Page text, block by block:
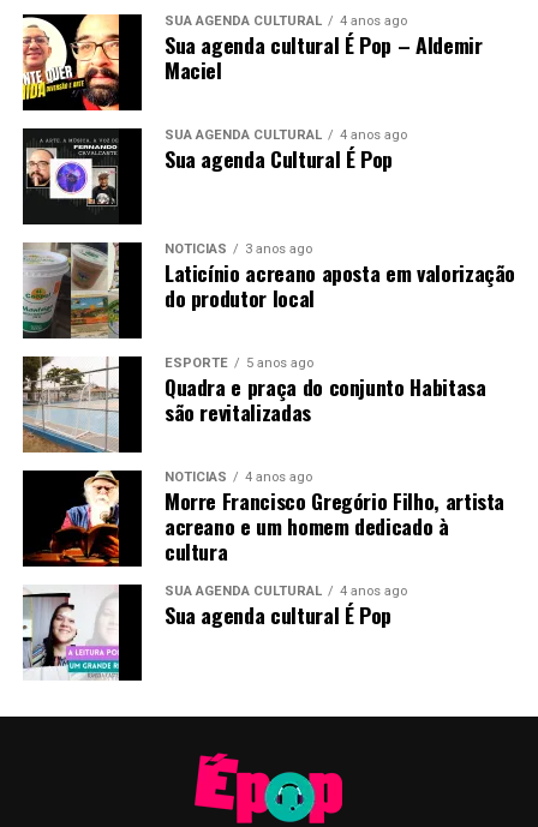
SUA AGENDA CULTURAL 4 anos ago
Sua agenda cultural É Pop – Aldemir
Maciel
SUA AGENDA CULTURAL 4 anos ago
Sua agenda Cultural É Pop
NOTÍCIAS 3 anos ago
Laticínio acreano aposta em valorização
do produtor local
ESPORTE 5 anos ago
Quadra e praça do conjunto Habitasa
são revitalizadas
NOTÍCIAS 4 anos ago
Morre Francisco Gregório Filho, artista
acreano e um homem dedicado à
cultura
SUA AGENDA CULTURAL 4 anos ago
Sua agenda cultural É Pop